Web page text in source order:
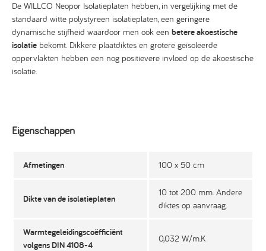
De WILLCO Neopor Isolatieplaten hebben, in vergelijking met de
standaard witte polystyreen isolatieplaten, een geringere
dynamische stijfheid waardoor men ook een betere akoestische
isolatie bekomt. Dikkere plaatdiktes en grotere geïsoleerde
oppervlakten hebben een nog positievere invloed op de akoestische
isolatie.
Eigenschappen
Afmetingen 100 x 50 cm
Dikte van de isolatieplaten
10 tot 200 mm. Andere
diktes op aanvraag.
Warmtegeleidingscoëfficiënt
volgens DIN 4108-4
0,032 W/m.K